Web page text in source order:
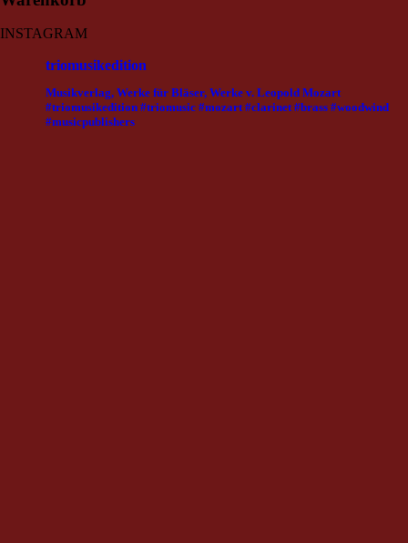
INSTAGRAM
triomusikedition
Musikverlag, Werke für Bläser, Werke v. Leopold Mozart
#triomusikedition #triomusic #mozart #clarinet #brass #woodwind
#musicpublishers